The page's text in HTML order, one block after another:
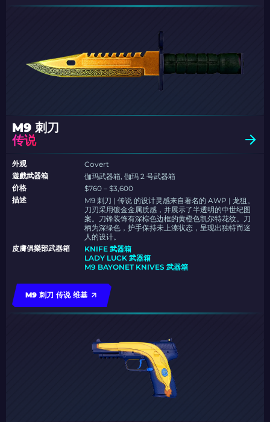
M9 刺刀
传说
外观
Covert
遊戲武器箱
伽玛武器箱, 伽玛 2 号武器箱
价格
$760 – $3,600
描述
M9 刺刀 | 传说 的设计灵感来自著名的 AWP | 龙狙。
刀刃采用镀金金属质感，并展示了半透明的中世纪图
案。刀锋装饰有深棕色边框的黄橙色凯尔特花纹。刀
柄为深绿色，护手保持未上漆状态，呈现出独特而迷
人的设计。
皮膚俱樂部武器箱
KNIFE 武器箱
LADY LUCK 武器箱
M9 BAYONET KNIVES 武器箱
M9 刺刀 传说 维基